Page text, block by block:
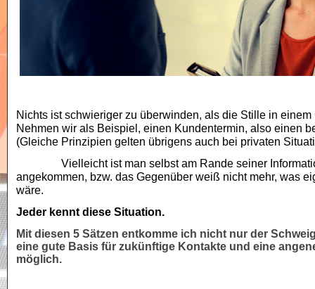
Nichts ist schwieriger zu überwinden, als die Stille in einem
Nehmen wir als Beispiel, einen Kundentermin, also einen
(Gleiche Prinzipien gelten übrigens auch bei privaten
Vielleicht ist man selbst am Rande seiner
angekommen, bzw. das Gegenüber weiß nicht mehr, was
wäre.
Jeder kennt diese Situation.
Mit diesen 5 Sätzen entkomme ich nicht nur der
eine gute Basis für zukünftige Kontakte und eine
möglich.